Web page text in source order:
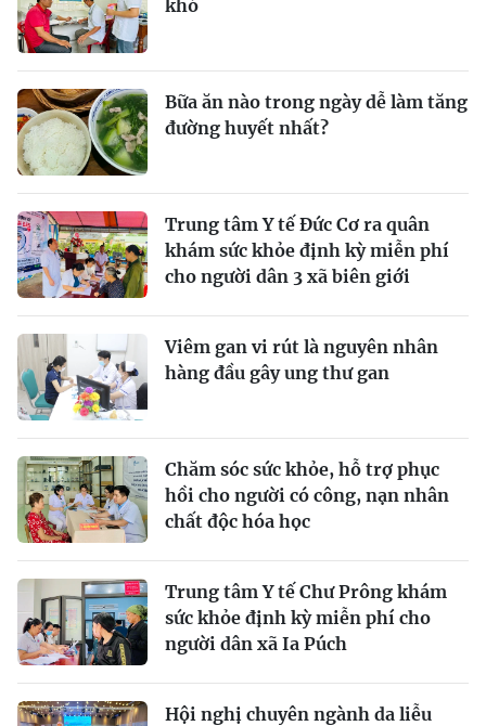
khó
Bữa ăn nào trong ngày dễ làm tăng
đường huyết nhất?
Trung tâm Y tế Đức Cơ ra quân
khám sức khỏe định kỳ miễn phí
cho người dân 3 xã biên giới
Viêm gan vi rút là nguyên nhân
hàng đầu gây ung thư gan
Chăm sóc sức khỏe, hỗ trợ phục
hồi cho người có công, nạn nhân
chất độc hóa học
Trung tâm Y tế Chư Prông khám
sức khỏe định kỳ miễn phí cho
người dân xã Ia Púch
Hội nghị chuyên ngành da liễu